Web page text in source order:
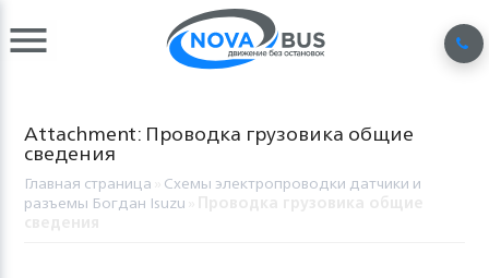
Attachment: Проводка грузовика общие
сведения
Главная страница Схемы электропроводки датчики и
разъемы Богдан Isuzu